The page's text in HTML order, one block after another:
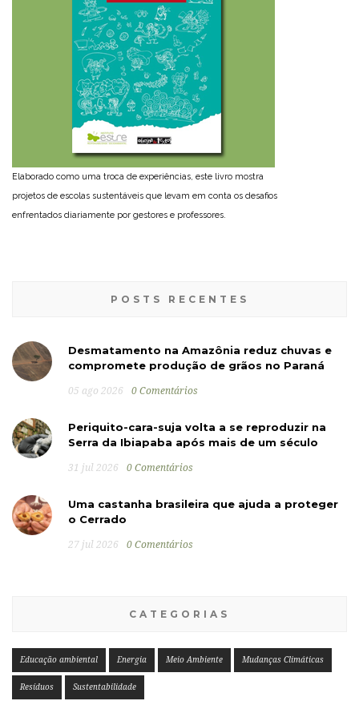
Elaborado como uma troca de experiências, este livro mostra
projetos de escolas sustentáveis que levam em conta os desafios
enfrentados diariamente por gestores e professores.
POSTS RECENTES
Desmatamento na Amazônia reduz chuvas e
compromete produção de grãos no Paraná
05 ago 2026 0 Comentários
Periquito-cara-suja volta a se reproduzir na
Serra da Ibiapaba após mais de um século
31 jul 2026 0 Comentários
Uma castanha brasileira que ajuda a proteger
o Cerrado
27 jul 2026 0 Comentários
CATEGORIAS
Educação ambiental Energia Meio Ambiente Mudanças Climáticas
Resíduos Sustentabilidade